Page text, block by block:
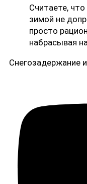
Считаете,
зимой не
просто
набрасывая
Снегозадержание